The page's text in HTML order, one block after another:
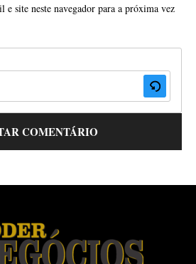
e site neste navegador para a próxima vez